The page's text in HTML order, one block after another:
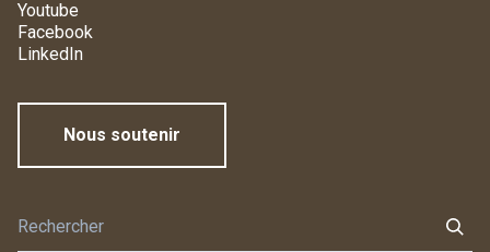
Youtube
Facebook
LinkedIn
Nous soutenir